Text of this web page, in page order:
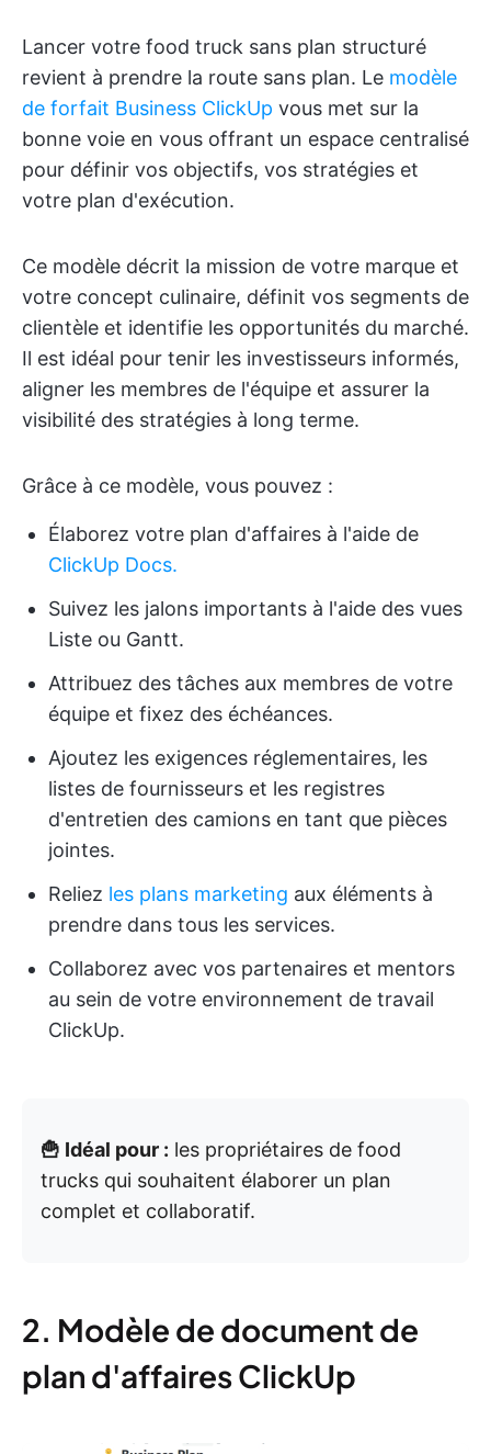
Lancer votre food truck sans plan structuré
revient à prendre la route sans plan. Le modèle
de forfait Business ClickUp vous met sur la
bonne voie en vous offrant un espace centralisé
pour définir vos objectifs, vos stratégies et
votre plan d'exécution.
Ce modèle décrit la mission de votre marque et
votre concept culinaire, définit vos segments de
clientèle et identifie les opportunités du marché.
Il est idéal pour tenir les investisseurs informés,
aligner les membres de l'équipe et assurer la
visibilité des stratégies à long terme.
Grâce à ce modèle, vous pouvez :
Élaborez votre plan d'affaires à l'aide de
ClickUp Docs.
Suivez les jalons importants à l'aide des vues
Liste ou Gantt.
Attribuez des tâches aux membres de votre
équipe et fixez des échéances.
Ajoutez les exigences réglementaires, les
listes de fournisseurs et les registres
d'entretien des camions en tant que pièces
jointes.
Reliez les plans marketing aux éléments à
prendre dans tous les services.
Collaborez avec vos partenaires et mentors
au sein de votre environnement de travail
ClickUp.
🍟 Idéal pour : les propriétaires de food
trucks qui souhaitent élaborer un plan
complet et collaboratif.
2. Modèle de document de
plan d'affaires ClickUp